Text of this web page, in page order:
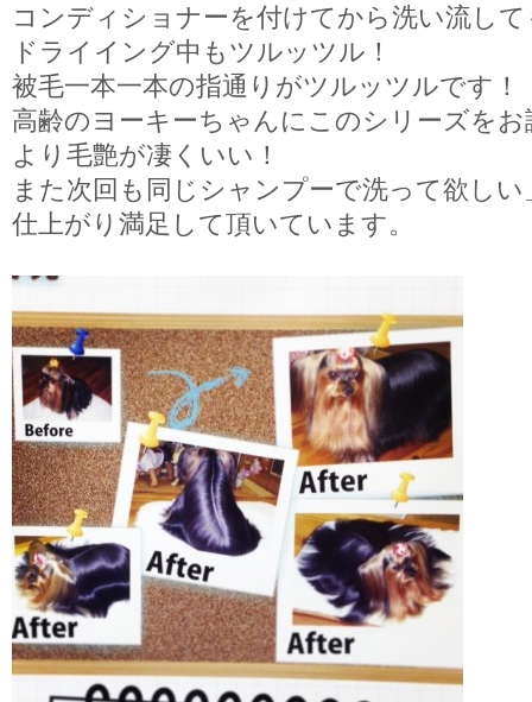
コンディショナーを付けてから洗い流し
ドライイング中もツルッツル！
被毛一本一本の指通りがツルッツルです！
高齢のヨーキーちゃんにこのシリーズを
より毛艶が凄くいい！
また次回も同じシャンプーで洗って欲し
仕上がり満足して頂いています。